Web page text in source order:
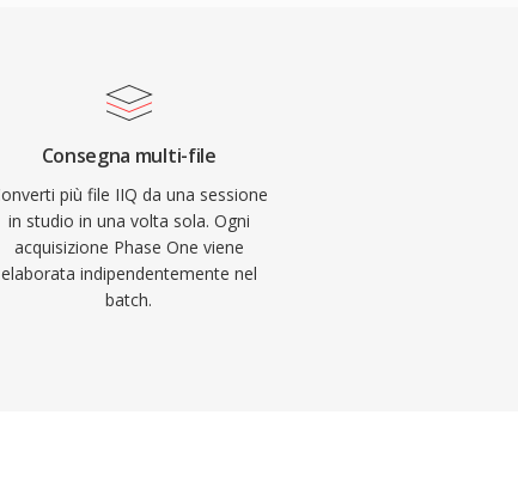
Consegna multi-file
più file IIQ da una sessione
in studio in una volta sola. Ogni
acquisizione Phase One viene
elaborata indipendentemente nel
batch.